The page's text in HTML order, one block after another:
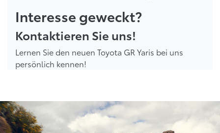
Interesse geweckt?
Kontaktieren Sie uns!
Lernen Sie den neuen Toyota GR Yaris bei uns
persönlich kennen!